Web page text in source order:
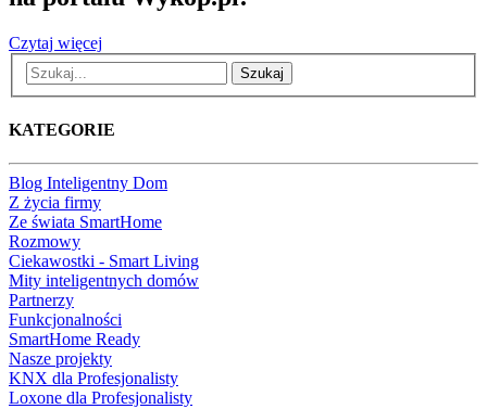
Czytaj więcej
Szukaj
KATEGORIE
Blog Inteligentny Dom
Z życia firmy
Ze świata SmartHome
Rozmowy
Ciekawostki - Smart Living
Mity inteligentnych domów
Partnerzy
Funkcjonalności
SmartHome Ready
Nasze projekty
KNX dla Profesjonalisty
Loxone dla Profesjonalisty